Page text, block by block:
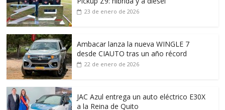
23 de enero de 2026
Ambacar lanza la nueva WINGLE 7
desde CIAUTO tras un año récord
22 de enero de 2026
JAC Azul entrega un auto eléctrico E30X
a la Reina de Quito